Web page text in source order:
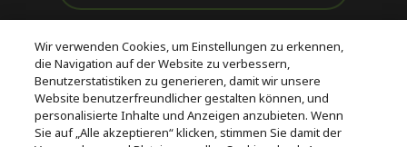
Kostenloser
Versand
vor und nach
dem Kauf
Zahlung
© 2026 Acer Inc.
CPYou BV ist der autorisierte Wiederverkäufer und Händler der
Wir verwenden Cookies, um Einstellungen zu erkennen,
die Navigation auf der Website zu verbessern,
Benutzerstatistiken zu generieren, damit wir unsere
Website benutzerfreundlicher gestalten können, und
personalisierte Inhalte und Anzeigen anzubieten. Wenn
Sie auf „Alle akzeptieren“ klicken, stimmen Sie damit der